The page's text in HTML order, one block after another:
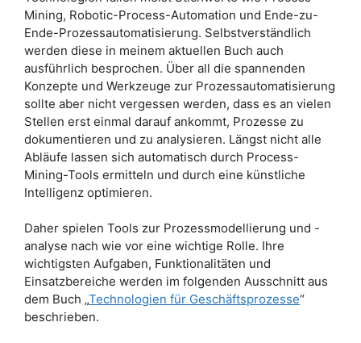
Mining, Robotic-Process-Automation und Ende-zu-
Ende-Prozessautomatisierung. Selbstverständlich
werden diese in meinem aktuellen Buch auch
ausführlich besprochen. Über all die spannenden
Konzepte und Werkzeuge zur Prozessautomatisierung
sollte aber nicht vergessen werden, dass es an vielen
Stellen erst einmal darauf ankommt, Prozesse zu
dokumentieren und zu analysieren. Längst nicht alle
Abläufe lassen sich automatisch durch Process-
Mining-Tools ermitteln und durch eine künstliche
Intelligenz optimieren.
Daher spielen Tools zur Prozessmodellierung und -
analyse nach wie vor eine wichtige Rolle. Ihre
wichtigsten Aufgaben, Funktionalitäten und
Einsatzbereiche werden im folgenden Ausschnitt aus
dem Buch „Technologien für Geschäftsprozesse“
beschrieben.